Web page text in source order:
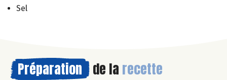
Sel
Préparation de la recette